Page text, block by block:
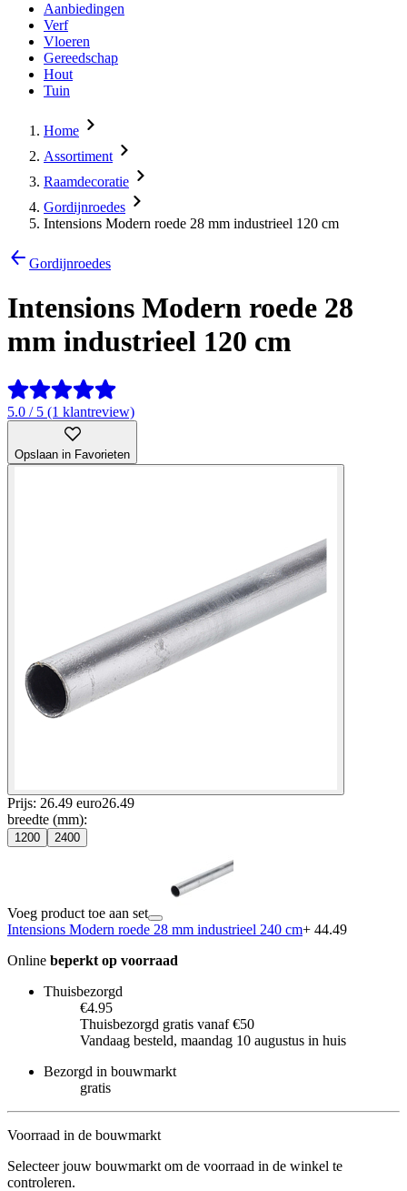
Aanbiedingen
Verf
Vloeren
Gereedschap
Hout
Tuin
Home
Assortiment
Raamdecoratie
Gordijnroedes
Intensions Modern roede 28 mm industrieel 120 cm
Gordijnroedes
Intensions Modern roede 28
mm industrieel 120 cm
5.0 / 5 (1 klantreview)
Opslaan in Favorieten
Prijs: 26.49 euro26.49
breedte (mm):
1200 2400
Voeg product toe aan set
Intensions Modern roede 28 mm industrieel 240 cm+ 44.49
Online beperkt op voorraad
Thuisbezorgd
€4.95
Thuisbezorgd gratis vanaf €50
Vandaag besteld, maandag 10 augustus in huis
Bezorgd in bouwmarkt
gratis
Voorraad in de bouwmarkt
Selecteer jouw bouwmarkt om de voorraad in de winkel te
controleren.